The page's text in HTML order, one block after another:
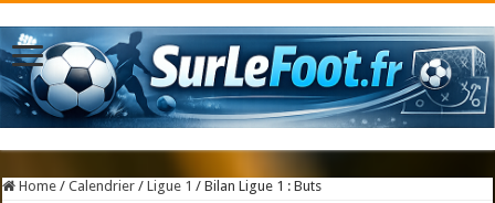
Home / Calendrier / Ligue 1 / Bilan Ligue 1 : Buts